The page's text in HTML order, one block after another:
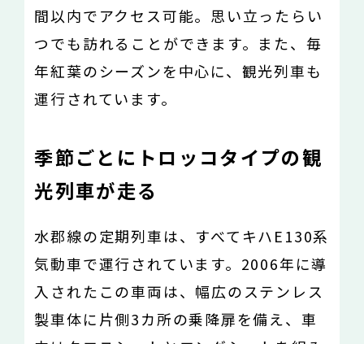
間以内でアクセス可能。思い立ったらい
つでも訪れることができます。また、毎
年紅葉のシーズンを中心に、観光列車も
運行されています。
季節ごとにトロッコタイプの観
光列車が走る
水郡線の定期列車は、すべてキハE130系
気動車で運行されています。2006年に導
入されたこの車両は、幅広のステンレス
製車体に片側3カ所の乗降扉を備え、車